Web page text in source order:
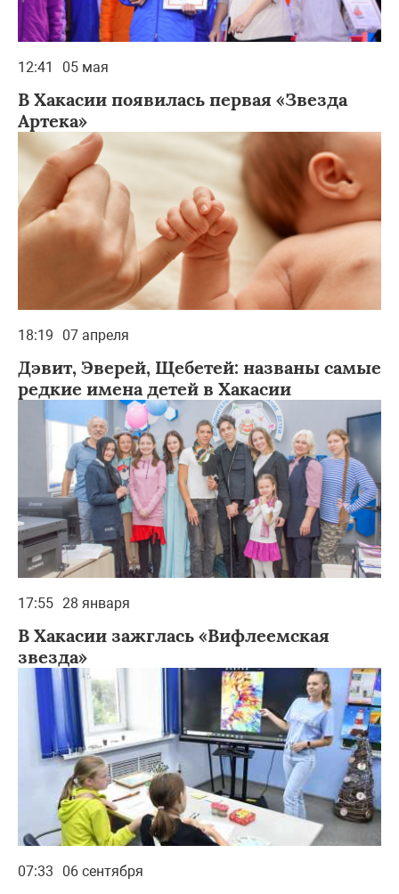
12:41 05 мая
В Хакасии появилась первая «Звезда
Артека»
18:19 07 апреля
Дэвит, Эверей, Щебетей: названы самые
редкие имена детей в Хакасии
17:55 28 января
В Хакасии зажглась «Вифлеемская
звезда»
07:33 06 сентября